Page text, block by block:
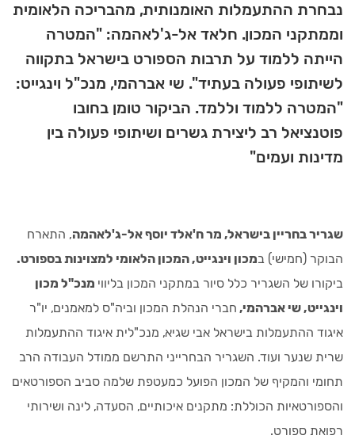
נבחרת ההתעמלות האומנותית, מהבריכה הלאומית
וממתקני המכון. חלאד אל-ג'לאהמה: "המטרה
הייתה ללמוד על תרבות הספורט בישראל בתקווה
לשיתופי פעולה בעתיד". שי אברהמי, מנכ"ל וינגייט:
"המטרה ללמוד וללמד. הביקור טומן בחובו
פוטנציאל רב ליצירת גשרים ושיתופי פעולה בין
מדינות ועמים"
שגריר בחריין בישראל, מר ח'אלד יוסף אל-ג'לאהמה, התארח
הבוקר (חמישי) במכון וינגייט, המכון הלאומי למצוינות בספורט.
ביקורו של השגריר כלל סיור במתקני המכון בליווי מנכ"ל מכון
וינגייט, שי אברהמי, חברי הנהלת המכון וביה"ס למאמנים, יו"ר
איגוד ההתעמלות בישראל אבי שגיא, מנכ"לית איגוד ההתעמלות
שרית שנער ועוד. השגריר הבחרייני התרשם ממודל העבודה הרב
תחומי והמקיף של המכון הפועל כמעטפת שלמה סביב הספורטאים
והספורטאיות הכוללת: מתקנים איכותיים, הסעדה, לינה ושירותי
רפואת ספורט.